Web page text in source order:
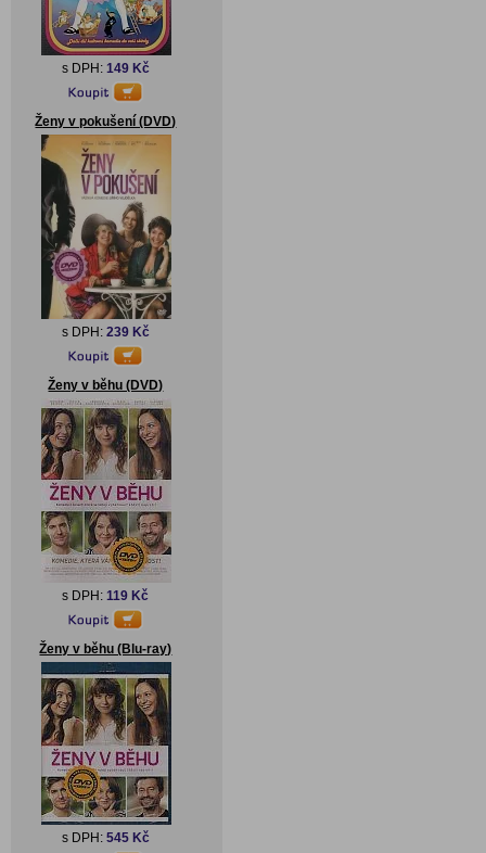
s DPH: 149 Kč
Ženy v pokušení (DVD)
s DPH: 239 Kč
Ženy v běhu (DVD)
s DPH:119 Kč
Ženy v běhu (Blu-ray)
s DPH: 545 Kč